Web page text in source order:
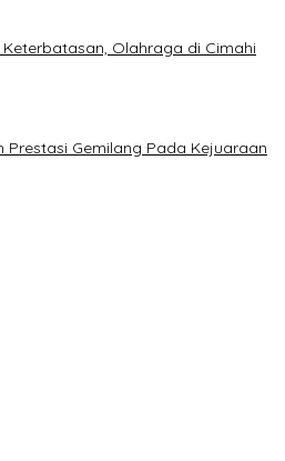
Olahraga di Cimahi
Prestasi Gemilang Pada Kejuaraan